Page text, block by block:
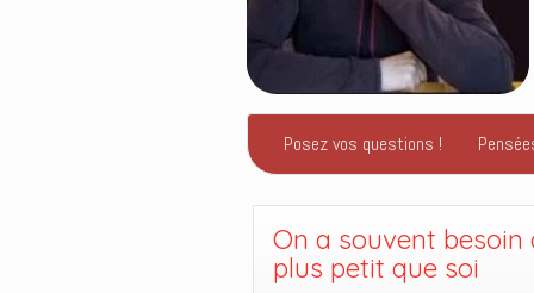
Posez vos questions !
On a souvent besoin
plus petit que soi